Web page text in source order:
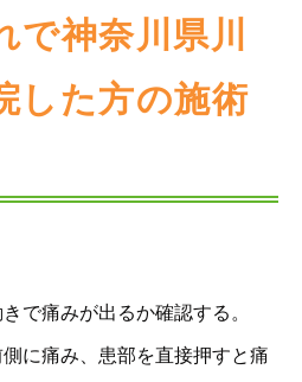
で神奈川県川
した方の施術
で痛みが出るか確認する。
に痛み、患部を直接押すと痛